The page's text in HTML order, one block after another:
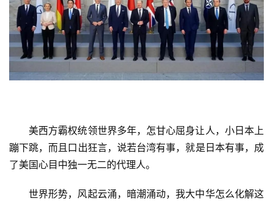
美西方霸权统领世界多年，怎甘心屈身让人，小日本上
蹦下跳，而且口出狂言，说若台湾有事，就是日本有事，成
了美国心目中独一无二的代理人。
世界形势，风起云涌，暗潮涌动，我大中华怎么化解这